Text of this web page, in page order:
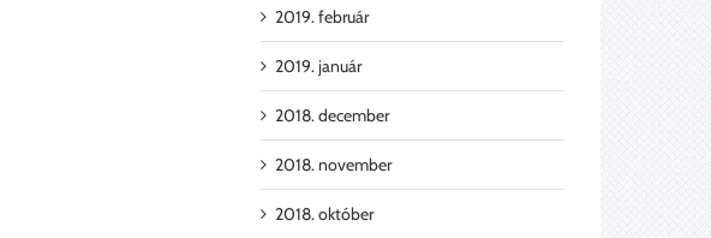
2019. február
2019. január
2018. december
2018. november
2018. október